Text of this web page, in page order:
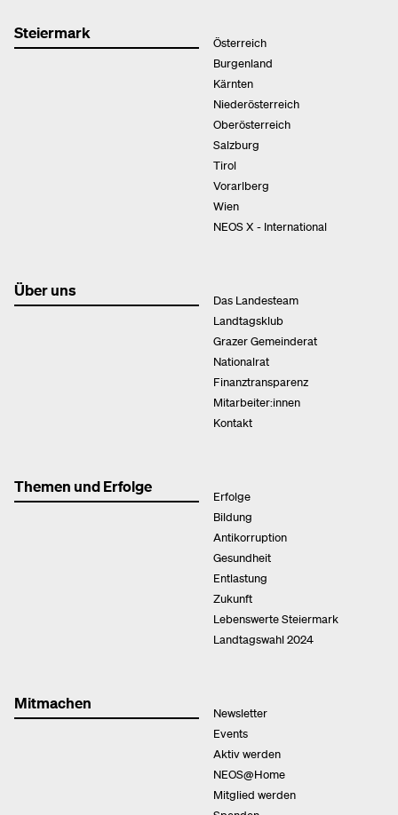
Steiermark
Österreich
Burgenland
Kärnten
Niederösterreich
Oberösterreich
Salzburg
Tirol
Vorarlberg
Wien
NEOS X - International
Über uns
Das Landesteam
Landtagsklub
Grazer Gemeinderat
Nationalrat
Finanztransparenz
Mitarbeiter:innen
Kontakt
Themen und Erfolge
Erfolge
Bildung
Antikorruption
Gesundheit
Entlastung
Zukunft
Lebenswerte Steiermark
Landtagswahl 2024
Mitmachen
Newsletter
Events
Aktiv werden
NEOS@Home
Mitglied werden